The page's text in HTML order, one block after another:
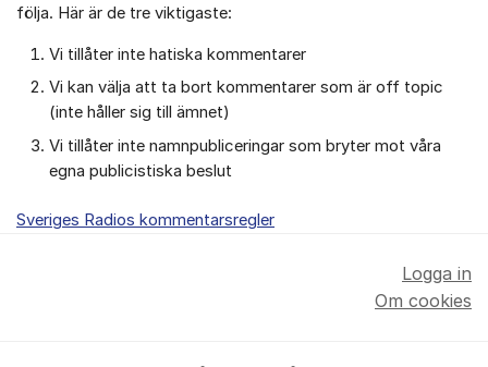
följa. Här är de tre viktigaste:
Vi tillåter inte hatiska kommentarer
Vi kan välja att ta bort kommentarer som är off topic
(inte håller sig till ämnet)
Vi tillåter inte namnpubliceringar som bryter mot våra
egna publicistiska beslut
Sveriges Radios kommentarsregler
Logga in
Om cookies